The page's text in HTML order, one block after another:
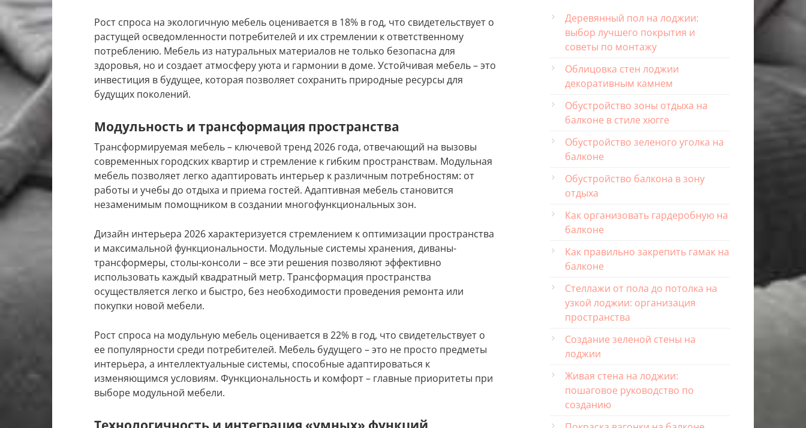
Рост спроса на экологичную мебель оценивается в 18% в год, что свидетельствует о
растущей осведомленности потребителей и их стремлении к ответственному
потреблению. Мебель из натуральных материалов не только безопасна для
здоровья, но и создает атмосферу уюта и гармонии в доме. Устойчивая мебель – это
инвестиция в будущее, которая позволяет сохранить природные ресурсы для
будущих поколений.
Модульность и трансформация пространства
Трансформируемая мебель – ключевой тренд 2026 года, отвечающий на вызовы
современных городских квартир и стремление к гибким пространствам. Модульная
мебель позволяет легко адаптировать интерьер к различным потребностям: от
работы и учебы до отдыха и приема гостей. Адаптивная мебель становится
незаменимым помощником в создании многофункциональных зон.
Дизайн интерьера 2026 характеризуется стремлением к оптимизации пространства
и максимальной функциональности. Модульные системы хранения, диваны-
трансформеры, столы-консоли – все эти решения позволяют эффективно
использовать каждый квадратный метр. Трансформация пространства
осуществляется легко и быстро, без необходимости проведения ремонта или
покупки новой мебели.
Рост спроса на модульную мебель оценивается в 22% в год, что свидетельствует о
ее популярности среди потребителей. Мебель будущего – это не просто предметы
интерьера, а интеллектуальные системы, способные адаптироваться к
изменяющимся условиям. Функциональность и комфорт – главные приоритеты при
выборе модульной мебели.
Деревянный пол на лоджии:
выбор лучшего покрытия и
советы по монтажу
Облицовка стен лоджии
декоративным камнем
Обустройство зоны отдыха на
балконе в стиле хюгге
Обустройство зеленого уголка на
балконе
Обустройство балкона в зону
отдыха
Как организовать гардеробную на
балконе
Как правильно закрепить гамак на
балконе
Стеллажи от пола до потолка на
узкой лоджии: организация
пространства
Создание зеленой стены на
лоджии
Живая стена на лоджии:
пошаговое руководство по
созданию